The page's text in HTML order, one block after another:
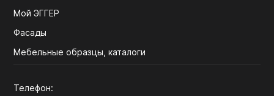
Мой ЭГГЕР
Фасады
Мебельные образцы, каталоги
Телефон: